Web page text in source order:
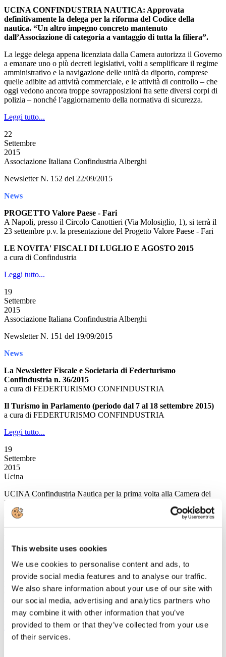
This website uses cookies
We use cookies to personalise content and ads, to
provide social media features and to analyse our traffic.
We also share information about your use of our site with
our social media, advertising and analytics partners who
may combine it with other information that you’ve
provided to them or that they’ve collected from your use
of their services.
UCINA CONFINDUSTRIA NAUTICA: Approvata
definitivamente la delega per la riforma del Codice della
nautica. “Un altro impegno concreto mantenuto
dall’Associazione di categoria a vantaggio di tutta la filiera”.
La legge delega appena licenziata dalla Camera autorizza il Governo
a emanare uno o più decreti legislativi, volti a semplificare il regime
amministrativo e la navigazione delle unità da diporto, comprese
quelle adibite ad attività commerciale, e le attività di controllo – che
oggi vedono ancora troppe sovrapposizioni fra sette diversi corpi di
polizia – nonché l’aggiornamento della normativa di sicurezza.
Leggi tutto...
22
Settembre
2015
Associazione Italiana Confindustria Alberghi
Newsletter N. 152 del 22/09/2015
News
PROGETTO Valore Paese - Fari
A Napoli, presso il Circolo Canottieri (Via Molosiglio, 1), si terrà il
23 settembre p.v. la presentazione del Progetto Valore Paese - Fari
LE NOVITA' FISCALI DI LUGLIO E AGOSTO 2015
a cura di Confindustria
Leggi tutto...
19
Settembre
2015
Associazione Italiana Confindustria Alberghi
Newsletter N. 151 del 19/09/2015
News
La Newsletter Fiscale e Societaria di Federturismo
Confindustria n. 36/2015
a cura di FEDERTURISMO CONFINDUSTRIA
Il Turismo in Parlamento (periodo dal 7 al 18 settembre 2015)
a cura di FEDERTURISMO CONFINDUSTRIA
Leggi tutto...
19
Settembre
2015
Ucina
UCINA Confindustria Nautica per la prima volta alla Camera dei
Deputati
UCINA Confindustria Nautica per la prima volta alla Camera
ricchezza del Paese, vi sosterremo”.
Si è svolto presso la Camera dei Deputati il convegno “Turismo
Nautico Ricchezza del Paese”, importante incontro tra industria e
politica, organizzato dal Partito Democratico alla vigilia della
discussione in Aula della Legge Delega per la riforma del Codice
della Nautica da Diporto e della presentazione della Legge
Finanziaria.
Leggi tutto...